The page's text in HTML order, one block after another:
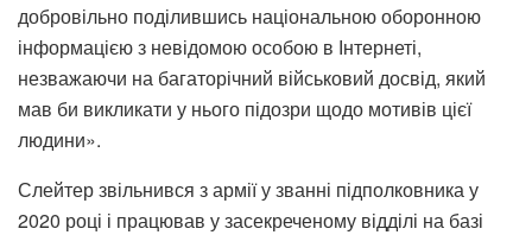
добровільно поділившись національною оборонною
інформацією з невідомою особою в Інтернеті,
незважаючи на багаторічний військовий досвід, який
мав би викликати у нього підозри щодо мотивів цієї
людини».
Слейтер звільнився з армії у званні підполковника у
2020 році і працював у засекреченому відділі на базі